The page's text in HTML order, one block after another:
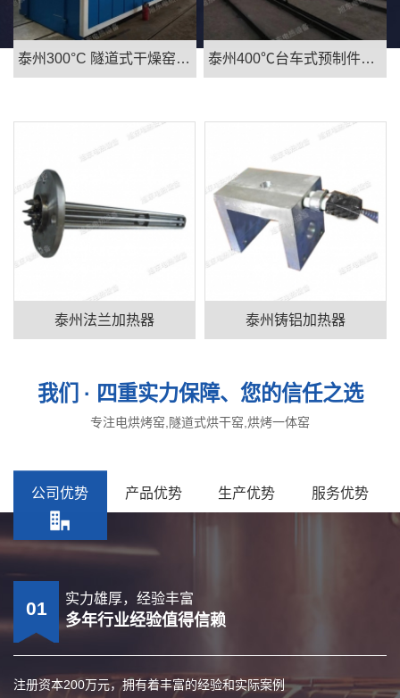
泰州300°C 隧道式干燥窑尾气处理焚烧炉 泰州400℃台车式预制件干燥炉
泰州法兰加热器 泰州铸铝加热器
我们 · 四重实力保障、您的信任之选
专注电烘烤窑,隧道式烘干窑,烘烤一体窑
公司优势 产品优势 生产优势 服务优势
01 实力雄厚，经验丰富
多年行业经验值得信赖
注册资本200万元，拥有着丰富的经验和实际案例
02 规格齐全产品多样
质量保证
生产电烘烤窑/隧道式烘干窑/烘烤一体窑等系列产品
03 专业技术团队
精良设备
专业技术人员层层把关
04 24小时在线
一对一服务
专业技术员，为您解答电烘烤窑/隧道式烘干窑/烘烤一体窑等电热元